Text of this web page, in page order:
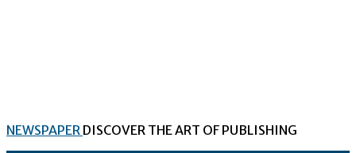
NEWSPAPER DISCOVER THE ART OF PUBLISHING